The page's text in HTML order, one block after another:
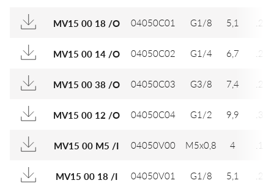
MV15 00 18 /O 04050C01 G1/8 5,1 .201
MV15 00 14 /O 04050C02 G1/4 6,7 .264
MV15 00 38 /O 04050C03 G3/8 7,4 .291
MV15 00 12 /O 04050C04 G1/2 9,9 .390
MV15 00 M5 /I 04050V00 M5x0,8 4 .157
MV15 00 18 /I 04050V01 G1/8 5,1 .201